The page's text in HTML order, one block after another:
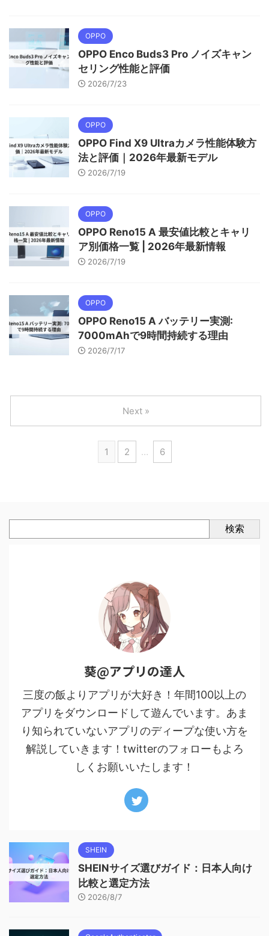
OPPO
OPPO Enco Buds3 Pro ノイズキャン
セリング性能と評価
2026/7/23
OPPO
OPPO Find X9 Ultraカメラ性能体験方
法と評価｜2026年最新モデル
2026/7/19
OPPO
OPPO Reno15 A 最安値比較とキャリ
ア別価格一覧 | 2026年最新情報
2026/7/19
OPPO
OPPO Reno15 A バッテリー実測:
7000mAhで9時間持続する理由
2026/7/17
1 2 … 6
Next »
検索
葵@アプリの達人
三度の飯よりアプリが大好き！年間100以上の
アプリをダウンロードして遊んでいます。あま
り知られていないアプリのディープな使い方を
解説していきます！twitterのフォローもよろ
しくお願いいたします！
SHEIN
SHEINサイズ選びガイド：日本人向け
比較と選定方法
2026/8/7